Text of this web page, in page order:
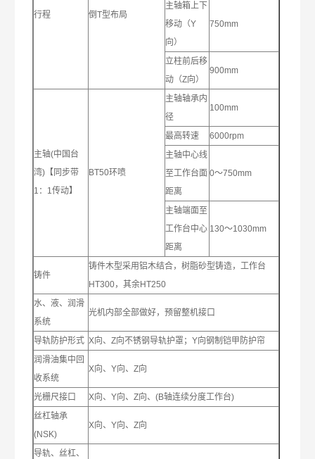
行程 倒T型布局
主轴箱上下
移动（Y
向）
750mm
立柱前后移
动（Z向）
900mm
主轴(中国台
湾)【同步带
1：1传动】
BT50环喷
主轴轴承内
径
100mm
最高转速
6000rpm
主轴中心线
至工作台面
距离
0～750mm
主轴端面至
工作台中心
距离
130～1030mm
铸件
铸件木型采用铝木结合，树脂砂型铸造，工作台
HT300，其余HT250
水、液、润滑
系统
光机内部全部做好，预留整机接口
导轨防护形式 X向、Z向不锈钢导轨护罩；Y向钢制铠甲防护帘
润滑油集中回
收系统
X向、Y向、Z向
光栅尺接口
X向、Y向、Z向、(B轴连续分度工作台)
丝杠轴承
(NSK)
X向、Y向、Z向
导轨、丝杠、